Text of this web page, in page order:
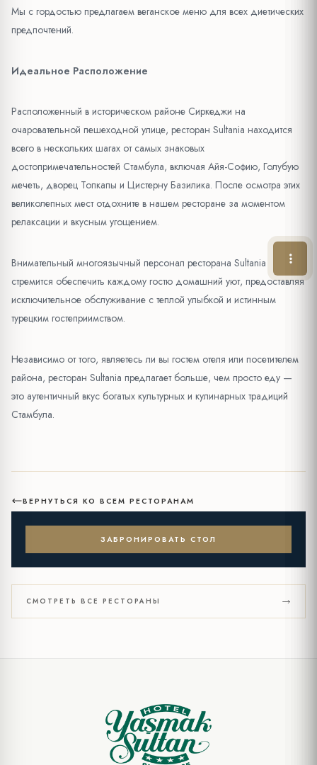
Мы с гордостью предлагаем веганское меню для всех диетических
предпочтений.
Идеальное Расположение
Расположенный в историческом районе Сиркеджи на
очаровательной пешеходной улице, ресторан Sultania находится
всего в нескольких шагах от самых знаковых
достопримечательностей Стамбула, включая Айя-Софию, Голубую
мечеть, дворец Топкапы и Цистерну Базилика. После осмотра этих
великолепных мест отдохните в нашем ресторане за моментом
релаксации и вкусным угощением.
Внимательный многоязычный персонал ресторана Sultania
стремится обеспечить каждому гостю домашний уют, предоставляя
исключительное обслуживание с теплой улыбкой и истинным
турецким гостеприимством.
Независимо от того, являетесь ли вы гостем отеля или посетителем
района, ресторан Sultania предлагает больше, чем просто еду —
это аутентичный вкус богатых культурных и кулинарных традиций
Стамбула.
ВЕРНУТЬСЯ КО ВСЕМ РЕСТОРАНАМ
ЗАБРОНИРОВАТЬ СТОЛ
СМОТРЕТЬ ВСЕ РЕСТОРАНЫ